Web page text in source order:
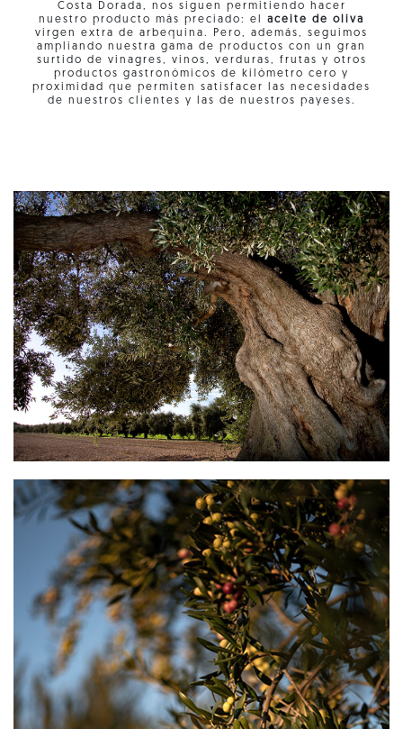
Costa Dorada, nos siguen permitiendo hacer
nuestro producto más preciado: el aceite de oliva
virgen extra de arbequina. Pero, además, seguimos
ampliando nuestra gama de productos con un gran
surtido de vinagres, vinos, verduras, frutas y otros
productos gastronómicos de kilómetro cero y
proximidad que permiten satisfacer las necesidades
de nuestros clientes y las de nuestros payeses.